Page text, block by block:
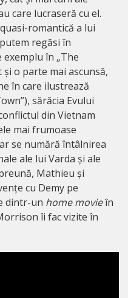
care lucraseră cu el.
romantică a lui
regăsi în
în „The
o parte mai ascunsă,
în care ilustrează
sărăcia Evului
din Vietnam
mai frumoase
se numără întâlnirea
ale lui Varda și ale
Mathieu și
cu Demy pe
dintr-un home movieîn
îi fac vizite în